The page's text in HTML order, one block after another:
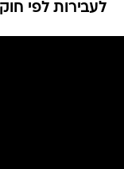
לעבירות לפי